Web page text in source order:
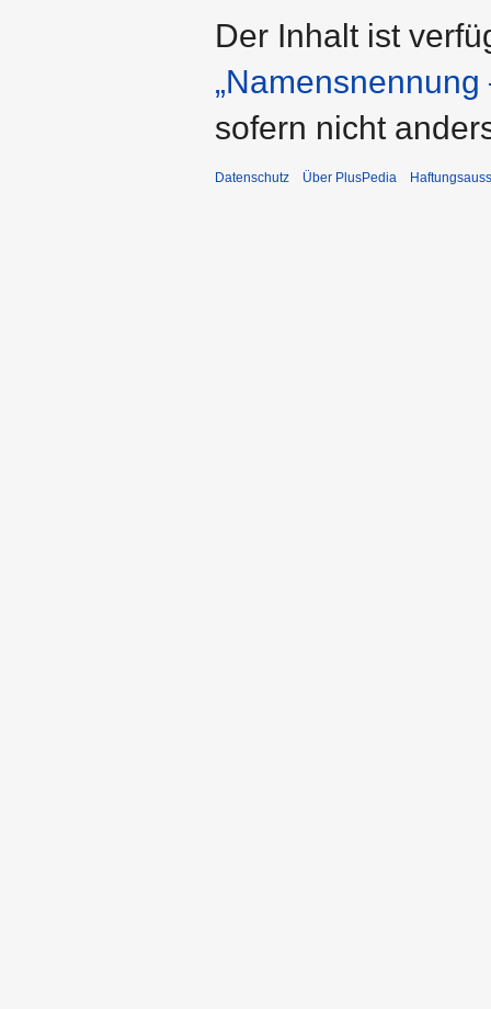
Der Inhalt ist
sofern nicht
Datenschutz Über PlusPedia